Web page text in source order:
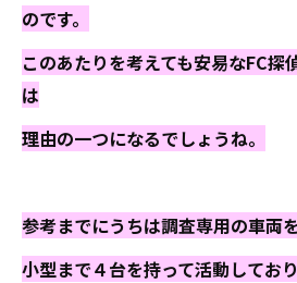
のです。
このあたりを考えても安易なFC探
は
理由の一つになるでしょうね。
参考までにうちは調査専用の車両
小型まで４台を持って活動しており